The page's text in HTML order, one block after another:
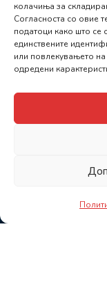
колачиња за
Согласноста со овие
податоци како што се
единствените
или повлекувањето на
одредени